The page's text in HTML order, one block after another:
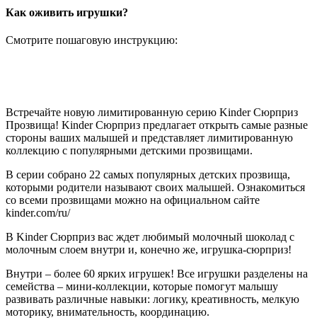
Как оживить игрушки?
Смотрите пошаговую инструкцию:
Встречайте новую лимитированную серию Kinder Сюрприз
Прозвища! Kinder Сюрприз предлагает открыть самые разные
стороны ваших малышей и представляет лимитированную
коллекцию с популярными детскими прозвищами.
В серии собрано 22 самых популярных детских прозвища,
которыми родители называют своих малышей. Ознакомиться
со всеми прозвищами можно на официальном сайте
kinder.com/ru/
В Kinder Сюрприз вас ждет любимый молочный шоколад с
молочным слоем внутри и, конечно же, игрушка-сюрприз!
Внутри – более 60 ярких игрушек! Все игрушки разделены на
семейства – мини-коллекции, которые помогут малышу
развивать различные навыки: логику, креативность, мелкую
моторику, внимательность, координацию.